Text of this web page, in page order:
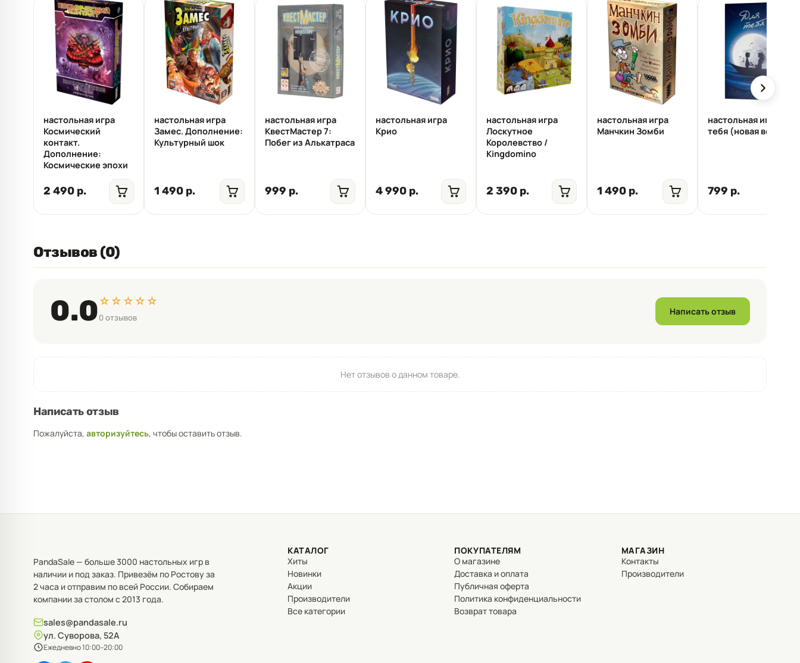
настольная игра
Космический
контакт.
Дополнение:
Космические эпохи
2 490 р.
настольная игра
Замес. Дополнение:
Культурный шок
1 490 р.
настольная игра
КвестМастер 7:
Побег из Алькатраса
999 р.
настольная игра
Крио
4 990 р.
настольная игра
Лоскутное
Королевство /
Kingdomino
2 390 р.
настольная игра
Манчкин Зомби
1 490 р.
настольная игра Для
тебя (новая версия)
799 р.
Отзывов (0)
0.0☆☆☆☆☆
0 отзывов
Написать отзыв
Нет отзывов о данном товаре.
Написать отзыв
Пожалуйста, авторизуйтесь, чтобы оставить отзыв.
PandaSale — больше 3000 настольных игр в
наличии и под заказ. Привезём по Ростову за
2 часа и отправим по всей России. Собираем
компании за столом с 2013 года.
sales@pandasale.ru
ул. Суворова, 52А
Ежедневно 10:00–20:00
КАТАЛОГ
Хиты
Новинки
Акции
Производители
Все категории
ПОКУПАТЕЛЯМ
О магазине
Доставка и оплата
Публичная оферта
Политика конфиденциальности
Возврат товара
МАГАЗИН
Контакты
Производители